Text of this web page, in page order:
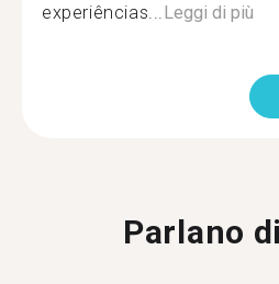
experiências...Leggi di più
Parlano